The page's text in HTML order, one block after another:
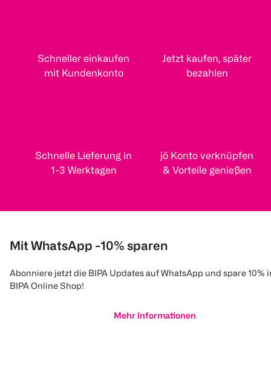
Schneller einkaufen
mit Kundenkonto
Jetzt kaufen, später
bezahlen
Schnelle Lieferung in
1-3 Werktagen
jö Konto verknüpfen
& Vorteile genießen
Mit WhatsApp -10% sparen
Abonniere jetzt die BIPA Updates auf WhatsApp und spare 10%
BIPA Online Shop!
Mehr Informationen